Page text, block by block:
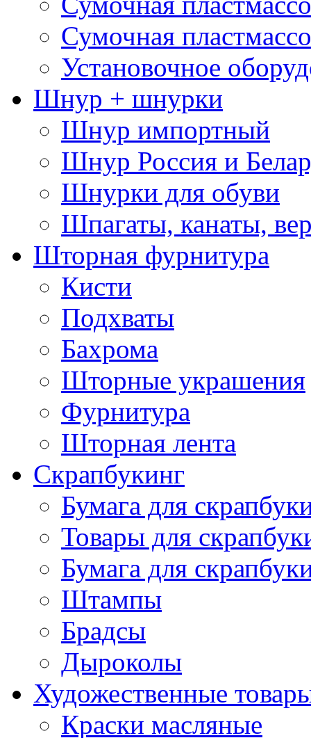
Сумочная
Установочное
Шнур + шнурки
Шнур импортный
Шнур Россия и
Шнурки для обуви
Шпагаты, канаты,
Шторная фурнитура
Кисти
Подхваты
Бахрома
Шторные украшения
Фурнитура
Шторная лента
Скрапбукинг
Бумага для
Товары для
Бумага для
Штампы
Брадсы
Дыроколы
Художественные
Краски масляные